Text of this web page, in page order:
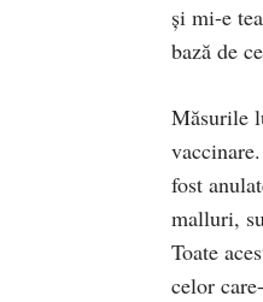
și mi-e
bază de
Măsurile
fost
malluri,
Toate
celor